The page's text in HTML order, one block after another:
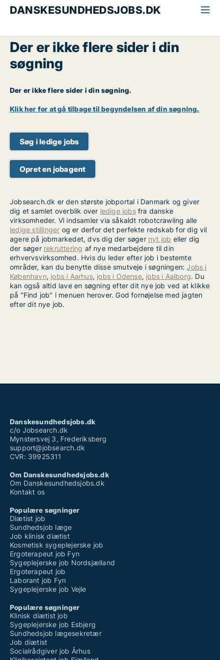
DANSKESUNDHEDSJOBS.DK
Der er ikke flere sider i din
søgning
Der er ikke flere sider i din søgning.
Klik her for at gå tilbage til begyndelsen af din søgning.
Søg i ledige jobs
Opret en jobagent
Jobsearch.dk er den største jobportal i Danmark og giver
dig et samlet overblik over ledige jobsfra danske
virksomheder. Vi indsamler via såkaldt robotcrawling alle
ledige stillinger og er derfor det perfekte redskab for dig vil
agere på jobmarkedet, dvs dig der søger nyt job eller dig
der søger rekruttering af nye medarbejdere til din
erhvervsvirksomhed. Hvis du leder efter job i bestemte
områder, kan du benytte disse smutveje i søgningen:Jobs i
København, jobs i Aarhus, jobs i Odense, jobs i Aalborg. Du
kan også altid lave en søgning efter dit nye job ved at klikke
på "Find job" i menuen herover. God fornøjelse med jagten
efter dit nye job.
Danskesundhedsjobs.dk
c/o Jobsearch.dk
Mynstersvej 3, Frederiksberg
support@jobsearch.dk
CVR: 39925311
Om Danskesundhedsjobs.dk
Om Danskesundhedsjobs.dk
Kontakt os
Populære søgninger
Diætist job
Sundhedsjob læge
Job klinisk diætist
Kosmetisk sygeplejerske job
Ergoterapeut job Fyn
Sygeplejerske job Nordsjælland
Ergoterapeut job
Laborant job Fyn
Sygeplejerske job Vejle
Populære søgninger
Klinisk diætist job
Sygeplejerske job Esbjerg
Sundhedsjob lægesekretær
Job diætist
Socialrådgiver job Århus